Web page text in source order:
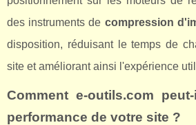
des instruments de compression
disposition, réduisant le temps de
site et améliorant ainsi l'expérience
Comment e-outils.com
performance de votre site ?